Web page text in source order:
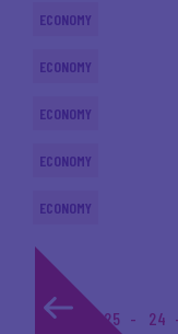
ECONOMY
ECONOMY
ECONOMY
ECONOMY
ECONOMY
1... 25 24